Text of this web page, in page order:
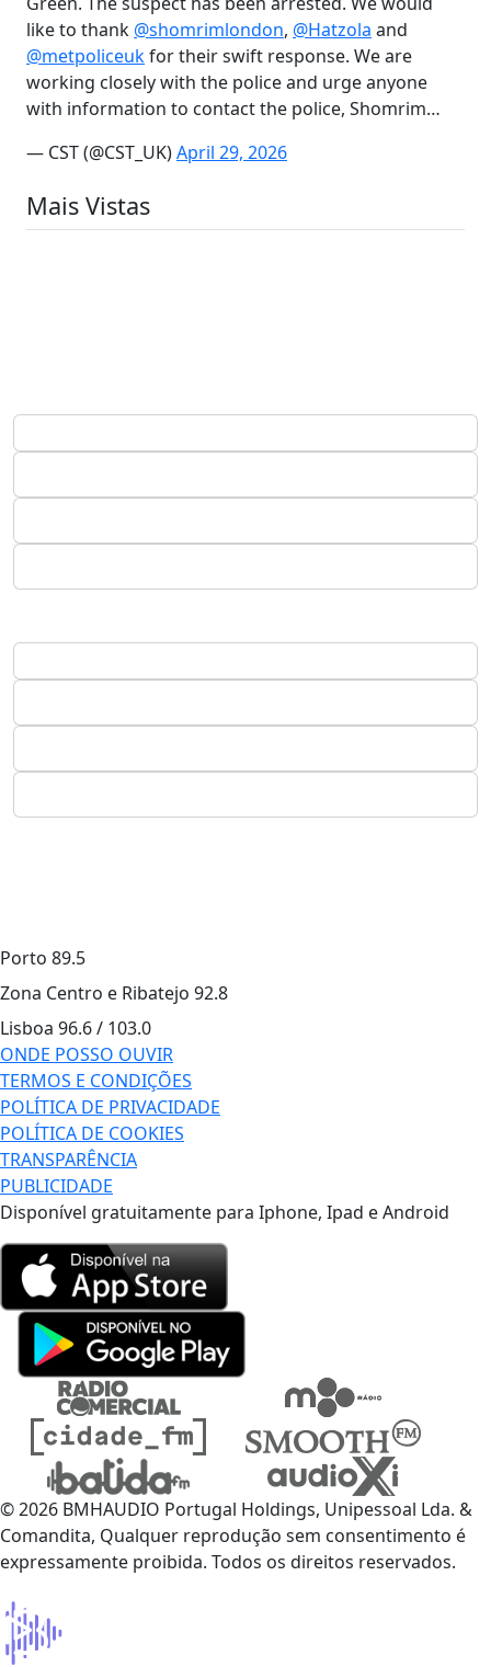
like to thank @shomrimlondon, @Hatzola and
@metpoliceukfor their swift response. We are
working closely with the police and urge anyone
with information to contact the police, Shomrim…
— CST (@CST_UK)April 29, 2026
Mais Vistas
Porto 89.5
Zona Centro e Ribatejo 92.8
Lisboa 96.6 / 103.0
ONDE POSSO OUVIR
TERMOS E CONDIÇÕES
POLÍTICA DE PRIVACIDADE
POLÍTICA DE COOKIES
TRANSPARÊNCIA
PUBLICIDADE
Disponível gratuitamente para Iphone, Ipad e Android
© 2026 BMHAUDIO Portugal Holdings, Unipessoal Lda. &
Comandita, Qualquer reprodução sem consentimento é
expressamente proibida. Todos os direitos reservados.